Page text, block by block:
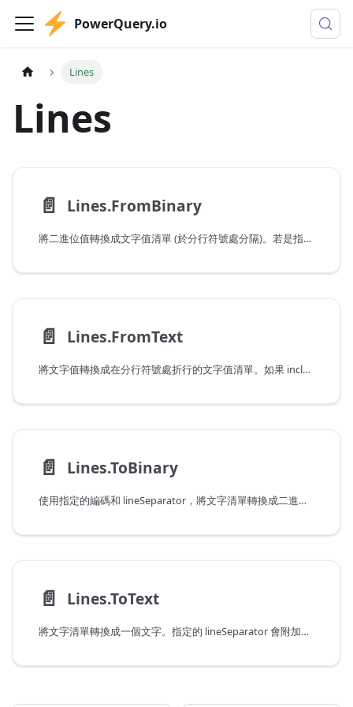
PowerQuery.io
Lines
Lines
📄️ Lines.FromBinary
將二進位值轉換成文字值清單 (於分行符號處分隔)。若是指定引號樣式，分行符號可能會出現在引號內。當 includeLineSeparators 為 True 時，分行符號字元會包含在文字中。
📄️ Lines.FromText
將文字值轉換成在分行符號處折行的文字值清單。如果 includeLineSeparators 為 True，則分行符號字元會包含在文字中。
📄️ Lines.ToBinary
使用指定的編碼和 lineSeparator，將文字清單轉換成二進位值。指定的 lineSeparator 會附加至每一行。如果未指定，則使用歸位字元和換行字元。
📄️ Lines.ToText
將文字清單轉換成一個文字。指定的 lineSeparator 會附加至每一行。如果未指定，則使用歸位字元和換行字元。